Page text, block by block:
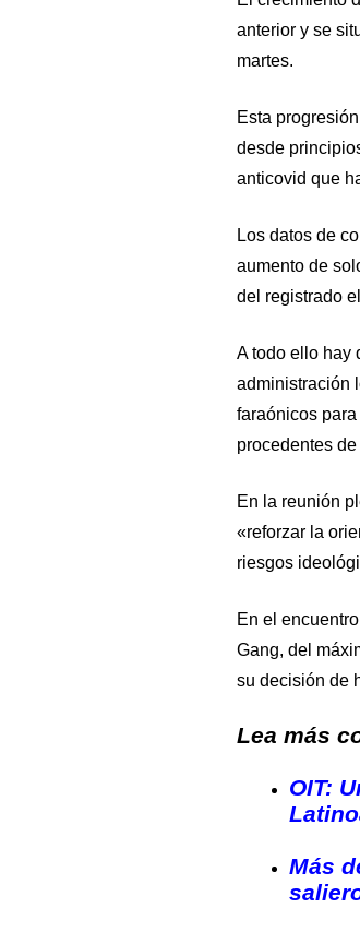
anterior y se
martes.
Esta
desde
anticovid que
Los datos de
aumento de
del registrado
A todo ello hay
administración
faraónicos
procedentes
En la reunión
«reforzar la
riesgos
En el
Gang, del
su decisión de
Lea más
OIT:
Más